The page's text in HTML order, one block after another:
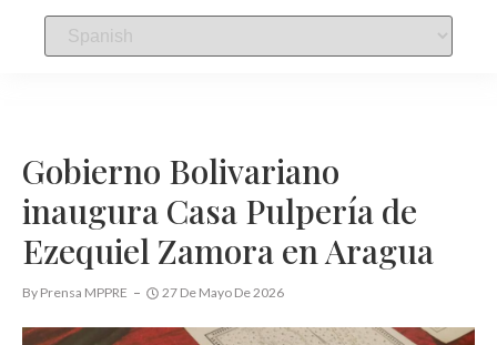
Gobierno Bolivariano
inaugura Casa Pulpería de
Ezequiel Zamora en Aragua
By Prensa MPPRE 27 De Mayo De 2026